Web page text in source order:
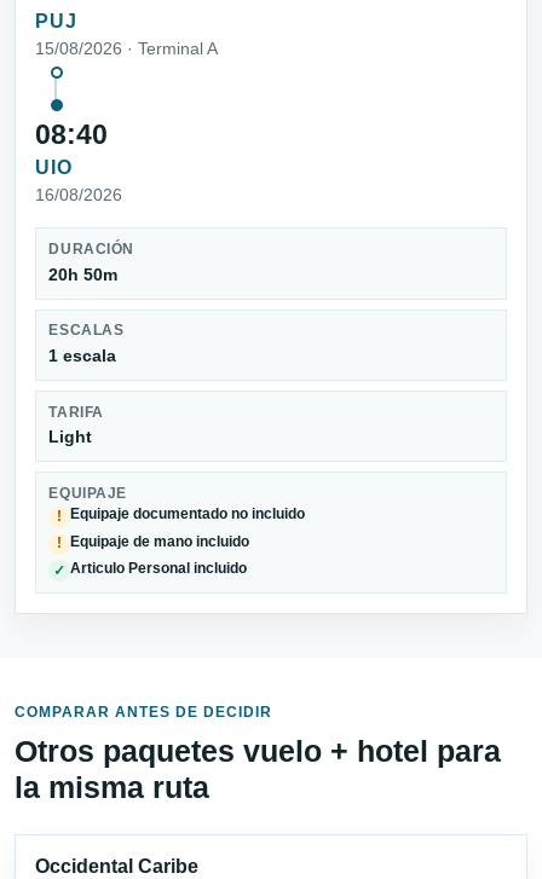
PUJ
15/08/2026 · Terminal A
08:40
UIO
16/08/2026
DURACIÓN
20h 50m
ESCALAS
1 escala
TARIFA
Light
EQUIPAJE
!
Equipaje documentado no incluido
! Equipaje de mano incluido
✓ Articulo Personal incluido
COMPARAR ANTES DE DECIDIR
Otros paquetes vuelo + hotel para
la misma ruta
Occidental Caribe